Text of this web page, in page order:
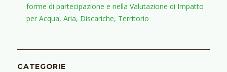
forme di partecipazione e nella Valutazione di Impatto
per Acqua, Aria, Discariche, Territorio
CATEGORIE